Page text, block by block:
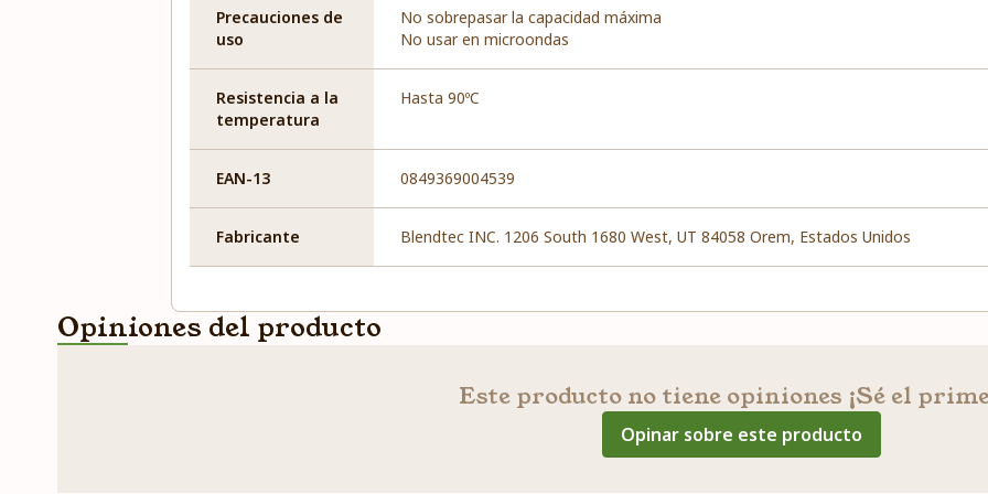
Precauciones de
uso
No sobrepasar la capacidad máxima
No usar en microondas
Resistencia a la
temperatura
Hasta 90ºC
EAN-13 0849369004539
Fabricante Blendtec INC. 1206 South 1680 West, UT 84058 Orem, Estados Unidos
Opiniones del producto
Este producto no tiene opiniones ¡Sé el
Opinar sobre este producto